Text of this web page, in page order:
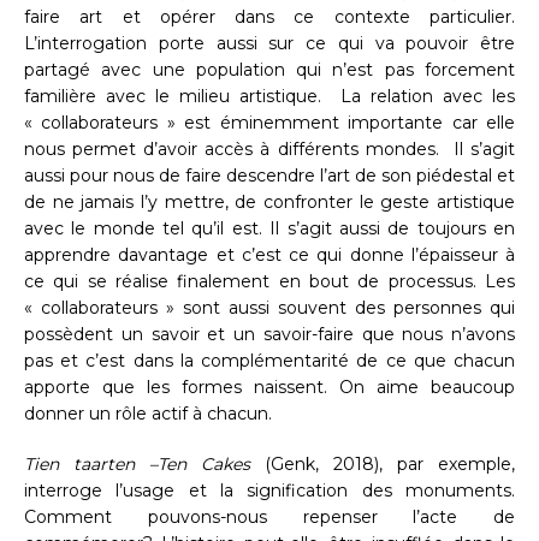
faire art et opérer dans ce contexte particulier.
L’interrogation porte aussi sur ce qui va pouvoir être
partagé avec une population qui n’est pas forcement
familière avec le milieu artistique. La relation avec les
« collaborateurs » est éminemment importante car elle
nous permet d’avoir accès à différents mondes. Il s’agit
aussi pour nous de faire descendre l’art de son piédestal et
de ne jamais l’y mettre, de confronter le geste artistique
avec le monde tel qu’il est. Il s’agit aussi de toujours en
apprendre davantage et c’est ce qui donne l’épaisseur à
ce qui se réalise finalement en bout de processus. Les
« collaborateurs » sont aussi souvent des personnes qui
possèdent un savoir et un savoir-faire que nous n’avons
pas et c’est dans la complémentarité de ce que chacun
apporte que les formes naissent. On aime beaucoup
donner un rôle actif à chacun.
Tien taarten –Ten Cakes(Genk, 2018), par exemple,
interroge l’usage et la signification des monuments.
Comment pouvons-nous repenser l’acte de